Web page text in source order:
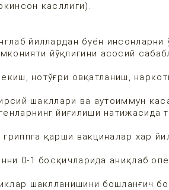
касллиги).
йиллардан буён инсонларни
йўқлигини асосий
нотўғри овқатланиш,
шакллари ва аутоиммун
йиғилиши натижасида
қарши вакциналар хар
0-1 босқичларида аниқлаб
шаклланишини бошланғич